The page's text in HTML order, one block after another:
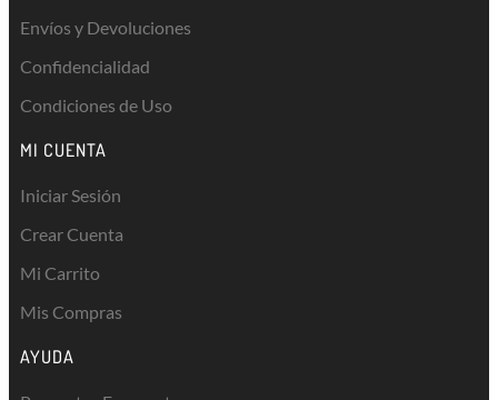
Envíos y Devoluciones
Confidencialidad
Condiciones de Uso
MI CUENTA
Iniciar Sesión
Crear Cuenta
Mi Carrito
Mis Compras
AYUDA